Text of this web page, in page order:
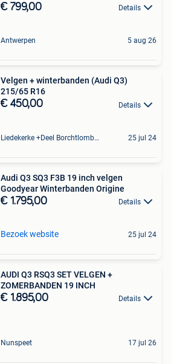
€ 799,00 Details
Antwerpen 5 aug 26
Velgen + winterbanden (Audi Q3)
215/65 R16
€ 450,00 Details
Liedekerke +Deel Borchtlombeek 25 jul 24
Audi Q3 SQ3 F3B 19 inch velgen
Goodyear Winterbanden Origine
€ 1.795,00 Details
Bezoek website 25 jul 24
AUDI Q3 RSQ3 SET VELGEN +
ZOMERBANDEN 19 INCH
€ 1.895,00 Details
Nunspeet 17 jul 26